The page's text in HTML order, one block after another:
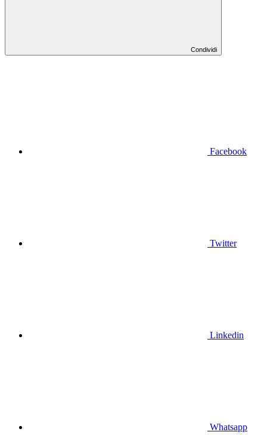
Condividi
Facebook
Twitter
Linkedin
Whatsapp